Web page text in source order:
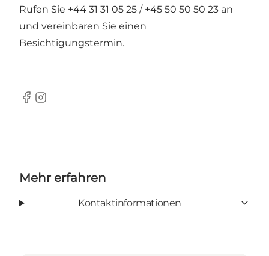
Rufen Sie +44 31 31 05 25 / +45 50 50 50 23 an
und vereinbaren Sie einen
Besichtigungstermin.
Facebook
Instagram
Mehr erfahren
Kontaktinformationen